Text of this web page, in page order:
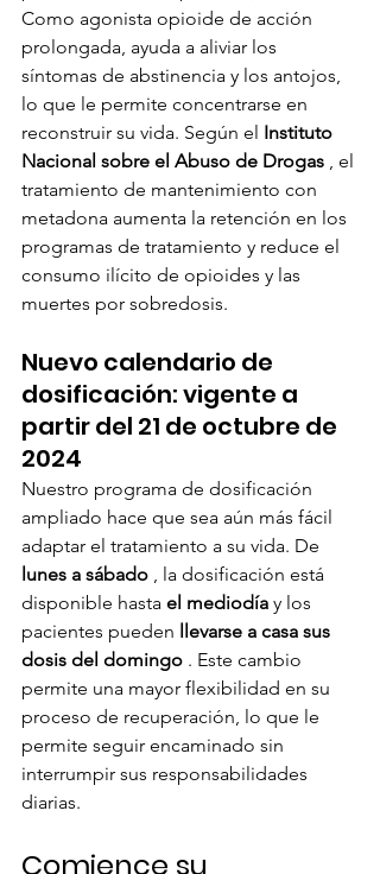
Como agonista opioide de acción
prolongada, ayuda a aliviar los
síntomas de abstinencia y los antojos,
lo que le permite concentrarse en
reconstruir su vida. Según el Instituto
Nacional sobre el Abuso de Drogas , el
tratamiento de mantenimiento con
metadona aumenta la retención en los
programas de tratamiento y reduce el
consumo ilícito de opioides y las
muertes por sobredosis.
Nuevo calendario de
dosificación: vigente a
partir del 21 de octubre de
2024
Nuestro programa de dosificación
ampliado hace que sea aún más fácil
adaptar el tratamiento a su vida. De
lunes a sábado , la dosificación está
disponible hasta el mediodía y los
pacientes pueden
llevarse a casa sus
dosis del domingo . Este cambio
permite una mayor flexibilidad en su
proceso de recuperación, lo que le
permite seguir encaminado sin
interrumpir sus responsabilidades
diarias.
Comience su